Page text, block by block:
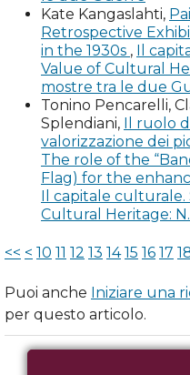
istituzioni, archivi, 1861-
Milano: Guerini studio,
Fusari G. (2018),
periglioso della pala di
all’Esposizione
Lombarda», n.s., 184, pp.
Gheroldi V. (2007), Dal
Gambara, le tecniche di
catalogo della mostra
Cinisello Balsamo:
Giangualano I. (1999-
Kate Kangaslahti,
Retrospective
in the 1930s , Il
Value of Cultural
mostre tra le due
Tonino Pencarelli,
Splendiani, Il ruolo
valorizzazione dei
The role of the
Flag) for the
Il capitale culturale.
Cultural Heritage: N.
<< < 10 11 12 13 14 15 16 17
Puoi anche Iniziare una
per questo articolo.